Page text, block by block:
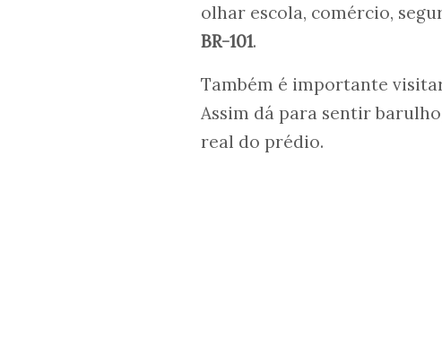
olhar escola, comércio,
BR-101.
Também é importante
Assim dá para sentir
real do prédio.